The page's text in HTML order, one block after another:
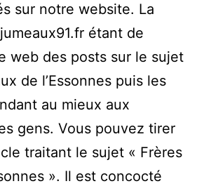
sur notre website. La
étant de
web des posts sur le sujet
de l’Essonnes puis les
au mieux aux
gens. Vous pouvez tirer
traitant le sujet « Frères
». Il est concocté